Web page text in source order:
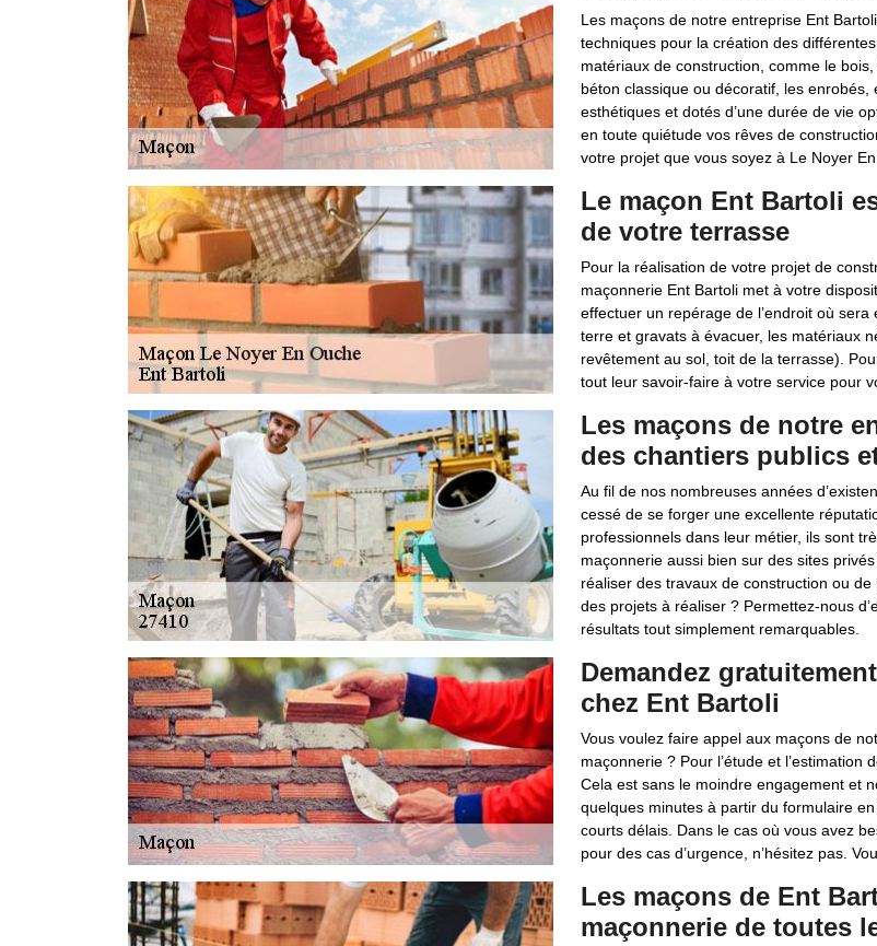
Les maçons de notre entreprise Ent
techniques pour la création des
matériaux de construction, comme le
béton classique ou décoratif, les
esthétiques et dotés d’une durée de vie
en toute quiétude vos rêves de
votre projet que vous soyez à Le Noyer
Le maçon Ent Bartoli
de votre terrasse
Pour la réalisation de votre projet de
maçonnerie Ent Bartoli met à votre
effectuer un repérage de l’endroit où
terre et gravats à évacuer, les matériaux
revêtement au sol, toit de la terrasse).
tout leur savoir-faire à votre service pour
Les maçons de notre
des chantiers publics
Au fil de nos nombreuses années
cessé de se forger une excellente
professionnels dans leur métier, ils sont
maçonnerie aussi bien sur des sites
réaliser des travaux de construction ou
des projets à réaliser ? Permettez-nous
résultats tout simplement remarquables.
Demandez
chez Ent Bartoli
Vous voulez faire appel aux maçons de
maçonnerie ? Pour l’étude et
Cela est sans le moindre engagement et
quelques minutes à partir du formulaire
courts délais. Dans le cas où vous avez
pour des cas d’urgence, n’hésitez pas.
Les maçons de Ent
maçonnerie de toutes